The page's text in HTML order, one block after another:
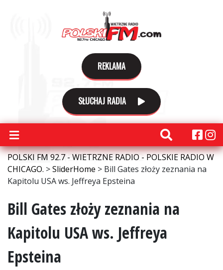
REKLAMA
SŁUCHAJ RADIA
POLSKI FM 92.7 - WIETRZNE RADIO - POLSKIE RADIO W
CHICAGO. >SliderHome > Bill Gates złoży zeznania na
Kapitolu USA ws. Jeffreya Epsteina
Bill Gates złoży zeznania na
Kapitolu USA ws. Jeffreya
Epsteina